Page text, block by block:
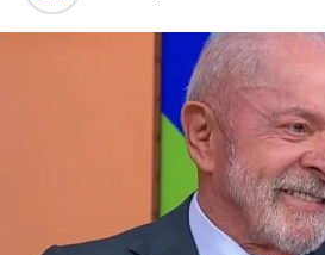
irão avaliar os argumentos
Enquanto o processo segue em
atenção por envolver uma
possibilidade de penhora de
agentes públicos para quitação
frequentemente debatido no